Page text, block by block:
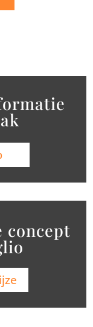
concept